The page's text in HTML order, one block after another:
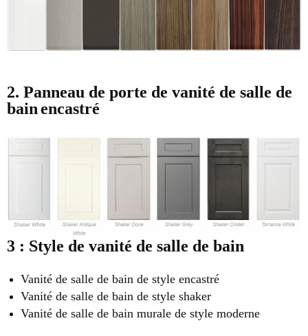
2. Panneau de porte de vanité de salle de
bainencastré
3 : Style de vanité de salle de bain
Vanité de salle de bain de style encastré
Vanité de salle de bain de style shaker
Vanité de salle de bain murale de style moderne